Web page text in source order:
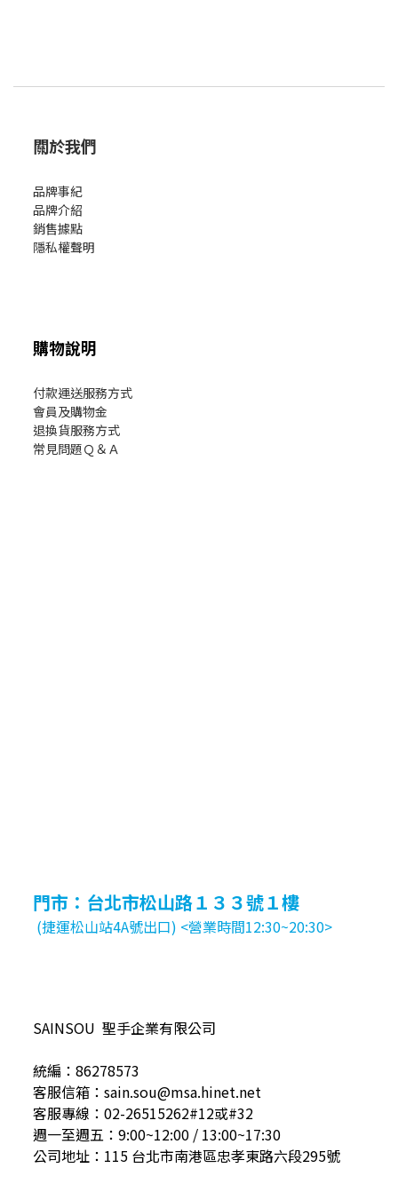
關於我們
品牌事紀
品牌介紹
銷售據點
隱私權聲明
購物說明
付款運送服務方式
會員及購物金
退換貨服務方式
常見問題Ｑ＆Ａ
門市：台北市松山路１３３號１樓
(捷運松山站4A號出口) <營業時間12:30~20:30>
SAINSOU 聖手企業有限公司
統編：86278573
客服信箱：sain.sou@msa.hinet.net
客服專線：02-26515262#12或#32
週一至週五：9:00~12:00 / 13:00~17:30
公司地址：115 台北市南港區忠孝東路六段295號